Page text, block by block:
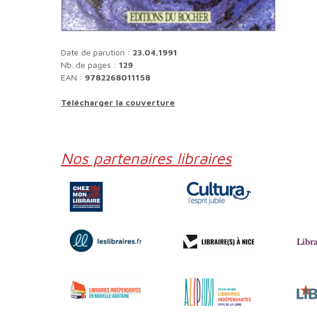
Date de parution : 23.04.1991
Nb. de pages : 129
EAN : 9782268011158
Télécharger la couverture
Nos partenaires libraires